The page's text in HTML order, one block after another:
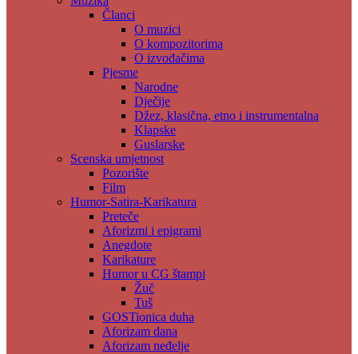
Članci
O muzici
O kompozitorima
O izvođačima
Pjesme
Narodne
Dječije
Džez, klasična, etno i instrumentalna
Klapske
Guslarske
Scenska umjetnost
Pozorište
Film
Humor-Satira-Karikatura
Preteče
Aforizmi i epigrami
Anegdote
Karikature
Humor u CG štampi
Žuč
Tuš
GOSTionica duha
Aforizam dana
Aforizam neđelje